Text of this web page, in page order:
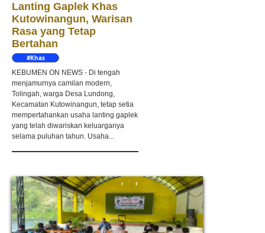
Lanting Gaplek Khas
Kutowinangun, Warisan
Rasa yang Tetap
Bertahan
#Khas
KEBUMEN ON NEWS - Di tengah
menjamurnya camilan modern,
Tolingah, warga Desa Lundong,
Kecamatan Kutowinangun, tetap setia
mempertahankan usaha lanting gaplek
yang telah diwariskan keluarganya
selama puluhan tahun. Usaha...